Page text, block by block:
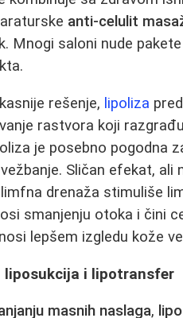
anti-celulit
Mnogi saloni nude
rešenje, lipoliza
rastvora koji
je posebno pogodna
Sličan efekat, ali
limfna drenaža stimuliše
smanjenju otoka i čini
lepšem izgledu kože
liposukcija i lipotransfer
masnih naslaga,